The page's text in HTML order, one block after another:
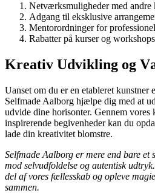
Netværksmuligheder med andre
Adgang til eksklusive
Mentorordninger for
Rabatter på kurser og workshops
Kreativ Udvikling og
Uanset om du er en etableret kunstner
Selfmade Aalborg hjælpe dig med at
udvide dine horisonter. Gennem vores
inspirerende begivenheder kan du
lade din kreativitet blomstre.
Selfmade Aalborg er mere end bare et
mod selvudfoldelse og autentisk
del af vores fællesskab og opleve
sammen.